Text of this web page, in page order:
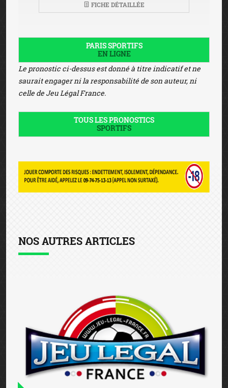
FICHE DÉTAILLÉE
PARIS SPORTIFS
EN LIGNE
Le pronostic ci-dessus est donné à titre indicatif et ne
saurait engager ni la responsabilité de son auteur, ni
celle de Jeu Légal France.
TOUS LES PRONOSTICS
SPORTIFS
NOS AUTRES ARTICLES